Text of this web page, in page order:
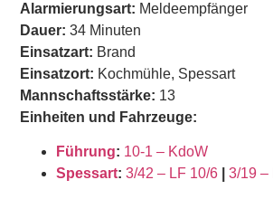
Alarmierungsart: Meldeempfänger
Dauer: 34 Minuten
Einsatzart: Brand
Einsatzort: Kochmühle, Spessart
Mannschaftsstärke: 13
Einheiten und Fahrzeuge:
Führung: 10-1 – KdoW
Spessart: 3/42 – LF 10/6 3/19 –